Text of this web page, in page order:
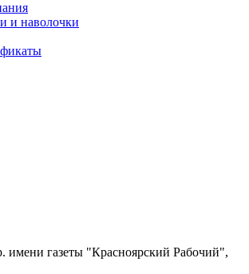
и наволочки
имени газеты "Красноярский Рабочий",